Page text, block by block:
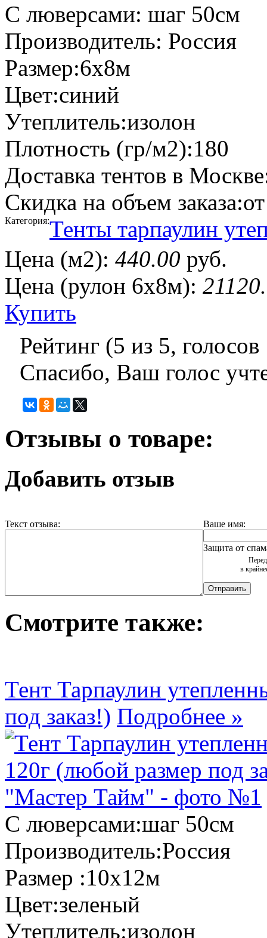
С люверсами: шаг 50см
Производитель: Россия
Размер:6х8м
Цвет:синий
Утеплитель:изолон
Плотность (гр/м2):180
Доставка тентов в
Скидка на объем заказа:
Категория:Тенты тарпаулин
Цена (м2): 440.00 руб.
Цена (рулон 6х8м):
Купить
Рейтинг (5 из 5, голосов
Спасибо, Ваш голос
Отзывы о товаре:
Добавить отзыв
Текст отзыва: Ваше имя:
Защита от
в
Смотрите также:
Тент Тарпаулин
под заказ!) Подробнее »
С люверсами:шаг 50см
Производитель:Россия
Размер :10х12м
Цвет:зеленый
Утеплитель:изолон